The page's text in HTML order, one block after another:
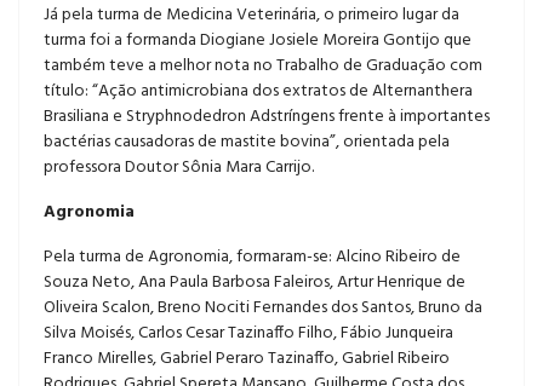
Já pela turma de Medicina Veterinária, o primeiro lugar da
turma foi a formanda Diogiane Josiele Moreira Gontijo que
também teve a melhor nota no Trabalho de Graduação com
título: “Ação antimicrobiana dos extratos de Alternanthera
Brasiliana e Stryphnodedron Adstríngens frente à importantes
bactérias causadoras de mastite bovina”, orientada pela
professora Doutor Sônia Mara Carrijo.
Agronomia
Pela turma de Agronomia, formaram-se: Alcino Ribeiro de
Souza Neto, Ana Paula Barbosa Faleiros, Artur Henrique de
Oliveira Scalon, Breno Nociti Fernandes dos Santos, Bruno da
Silva Moisés, Carlos Cesar Tazinaffo Filho, Fábio Junqueira
Franco Mirelles, Gabriel Peraro Tazinaffo, Gabriel Ribeiro